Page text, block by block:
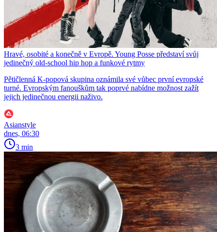
Hravé, osobité a konečně v Evropě. Young Posse představí svůj
jedinečný old-school hip hop a funkové rytmy
Pětičlenná K-popová skupina oznámila své vůbec první evropské
turné. Evropským fanouškům tak poprvé nabídne možnost zažít
jejich jedinečnou energii naživo.
Asianstyle
dnes, 06:30
3 min